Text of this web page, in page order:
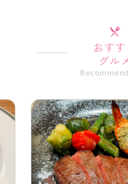
おすす
グルメ